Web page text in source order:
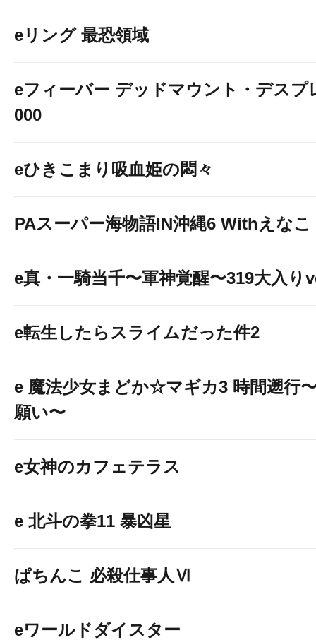
eリング 最恐領域
eフィーバー デッドマウント・デスプ
000
eひきこまり吸血姫の悶々
PAスーパー海物語IN沖縄6 Withえなこ
e真・一騎当千〜軍神覚醒〜319大入り
e転生したらスライムだった件2
e 魔法少女まどか☆マギカ3 時間遡行
願い〜
e女神のカフェテラス
e 北斗の拳11 暴凶星
ぱちんこ 必殺仕事人Ⅵ
eワールドダイスター